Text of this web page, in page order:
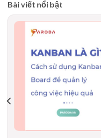
Bài viết nổi bật